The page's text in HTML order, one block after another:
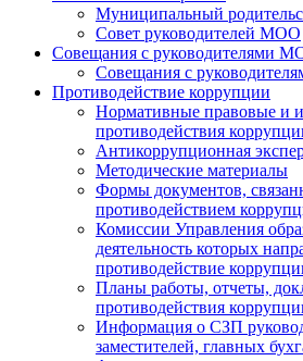
Муниципальный
Совет руководителей МОО
Совещания с руководителями
Совещания с
Противодействие коррупции
Нормативные правовые и
противодействия
Антикоррупционная
Методические материалы
Формы документов,
противодействием
Комиссии Управления
деятельность которых
противодействие
Планы работы, отчеты,
противодействия
Информация о СЗП
заместителей, главных